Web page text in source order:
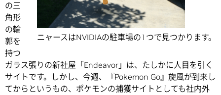
ニャースはNVIDIAの駐車場の1つで見つかります。
の三
角形
の輪
郭を
持つ
ガラス張りの新社屋「Endeavor」は、たしかに人目を引く
サイトです。しかし、今週、『Pokemon Go』旋風が到来し
てからというもの、ポケモンの捕獲サイトとしても社内外